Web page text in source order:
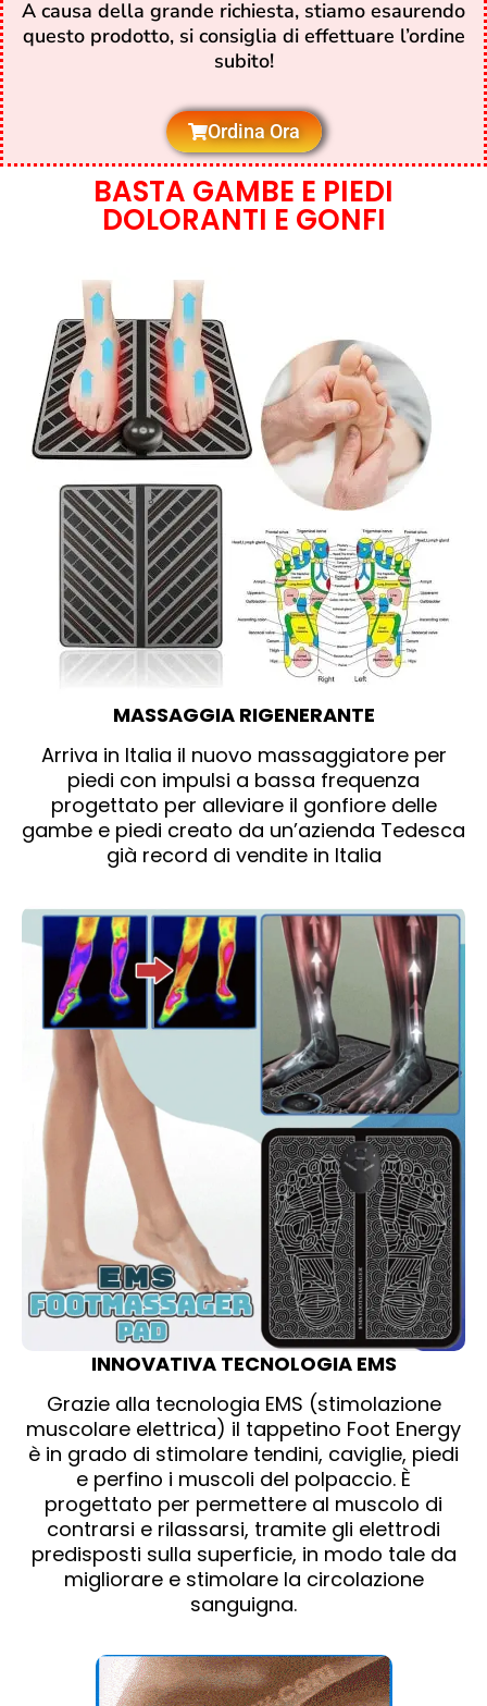
A causa della grande richiesta, stiamo esaurendo
questo prodotto, si consiglia di effettuare l’ordine
subito!
Ordina Ora
BASTA GAMBE E PIEDI
DOLORANTI E GONFI
MASSAGGIA RIGENERANTE
Arriva in Italia il nuovo massaggiatore per
piedi con impulsi a bassa frequenza
progettato per alleviare il gonfiore delle
gambe e piedi creato da un’azienda Tedesca
già record di vendite in Italia
INNOVATIVA TECNOLOGIA EMS
Grazie alla tecnologia EMS (stimolazione
muscolare elettrica) il tappetino Foot Energy
è in grado di stimolare tendini, caviglie, piedi
e perfino i muscoli del polpaccio. È
progettato per permettere al muscolo di
contrarsi e rilassarsi, tramite gli elettrodi
predisposti sulla superficie, in modo tale da
migliorare e stimolare la circolazione
sanguigna.